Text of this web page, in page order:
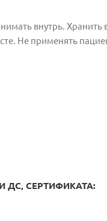
внутрь.
Не применять
ДС, СЕРТИФИКАТА: